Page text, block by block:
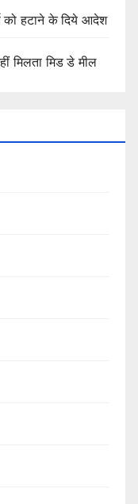
को हटाने के दिये आदेश
मिलता मिड डे मील